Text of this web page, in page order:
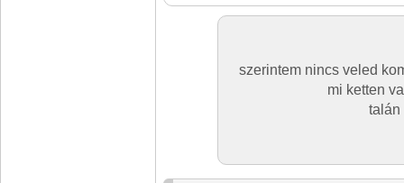
szerintem nincs veled
mi ketten
talán